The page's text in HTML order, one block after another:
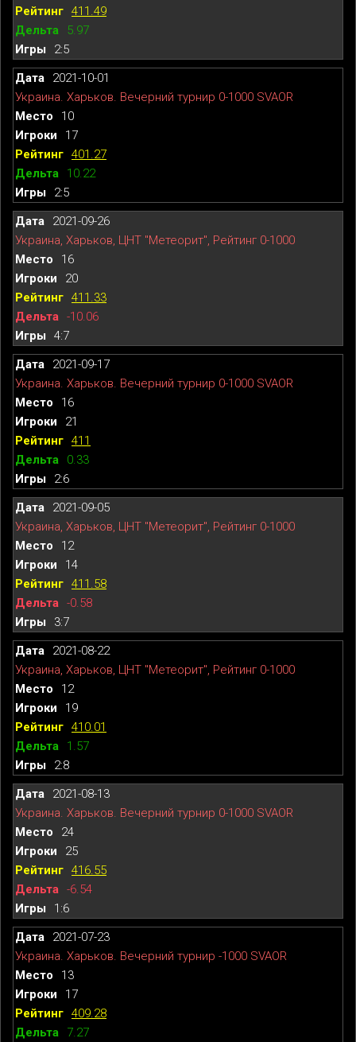
411.49
5.97
2:5
2021-10-01
Украина. Харьков. Вечерний турнир 0-1000 SVAOR
10
17
401.27
10.22
2:5
2021-09-26
Украина, Харьков, ЦНТ "Метеорит", Рейтинг 0-1000
16
20
411.33
-10.06
4:7
2021-09-17
Украина. Харьков. Вечерний турнир 0-1000 SVAOR
16
21
411
0.33
2:6
2021-09-05
Украина, Харьков, ЦНТ "Метеорит", Рейтинг 0-1000
12
14
411.58
-0.58
3:7
2021-08-22
Украина, Харьков, ЦНТ "Метеорит", Рейтинг 0-1000
12
19
410.01
1.57
2:8
2021-08-13
Украина. Харьков. Вечерний турнир 0-1000 SVAOR
24
25
416.55
-6.54
1:6
2021-07-23
Украина. Харьков. Вечерний турнир -1000 SVAOR
13
17
409.28
7.27